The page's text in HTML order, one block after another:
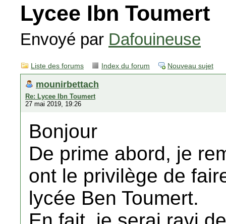
Lycee Ibn Toumert
Envoyé par Dafouineuse
Liste des forums Index du forum Nouveau sujet
mounirbettach
Re: Lycee Ibn Toumert
27 mai 2019, 19:26
Bonjour
De prime abord, je
ont le privilège de
lycée Ben Toumert.